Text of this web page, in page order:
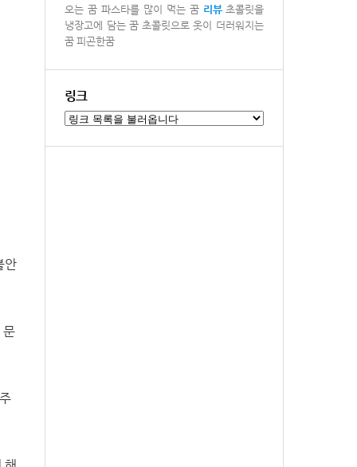
안
문
오는 꿈 파스타를 많이 먹는 꿈 리뷰 초콜릿을
냉장고에 담는 꿈 초콜릿으로 옷이 더러워지는
꿈 피곤한꿈
링크